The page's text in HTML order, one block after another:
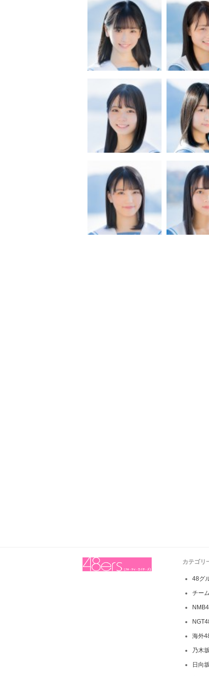
カテゴリ
48グ
チー
海外
乃木
日向